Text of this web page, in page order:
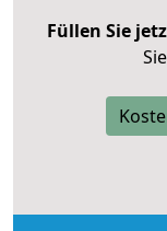
Füllen Sie